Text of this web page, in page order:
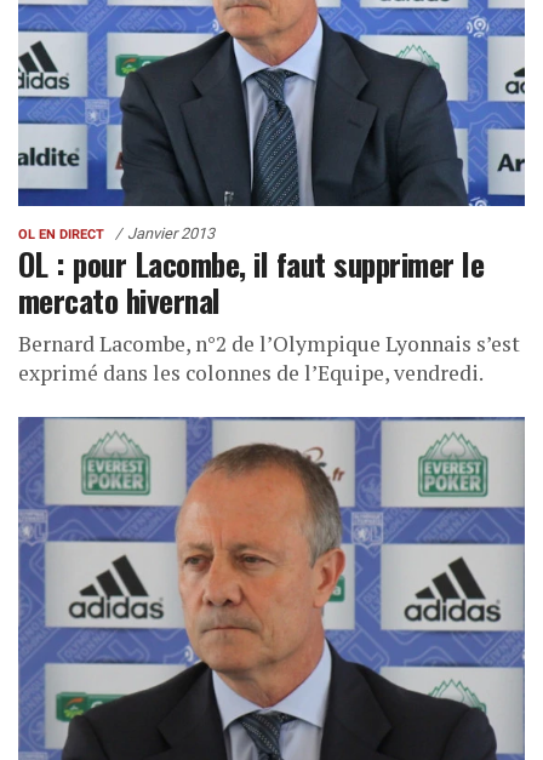
OL EN DIRECT Janvier 2013
OL : pour Lacombe, il faut supprimer le
mercato hivernal
Bernard Lacombe, n°2 de l’Olympique Lyonnais s’est
exprimé dans les colonnes de l’Equipe, vendredi.